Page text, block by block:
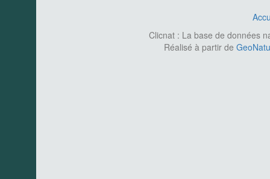
Clicnat : La base de données
Réalisé à partir de